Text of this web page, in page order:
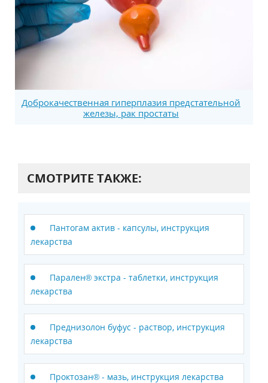
Доброкачественная гиперплазия предстательной
железы, рак простаты
СМОТРИТЕ ТАКЖЕ:
Пантогам актив - капсулы, инструкция
лекарства
Парален® экстра - таблетки, инструкция
лекарства
Преднизолон буфус - раствор, инструкция
лекарства
Проктозан® - мазь, инструкция лекарства